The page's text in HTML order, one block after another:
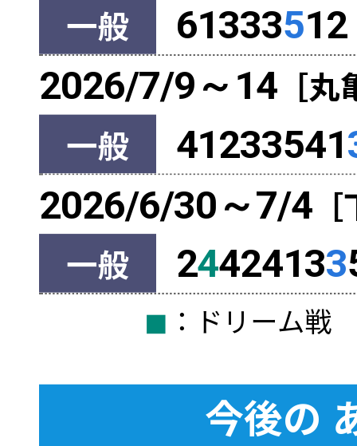
一般
61333512
2026/7/9～14［丸
一般
41233541
2026/6/30～7/4
一般
24424133
◼︎ ：ドリーム
今後の